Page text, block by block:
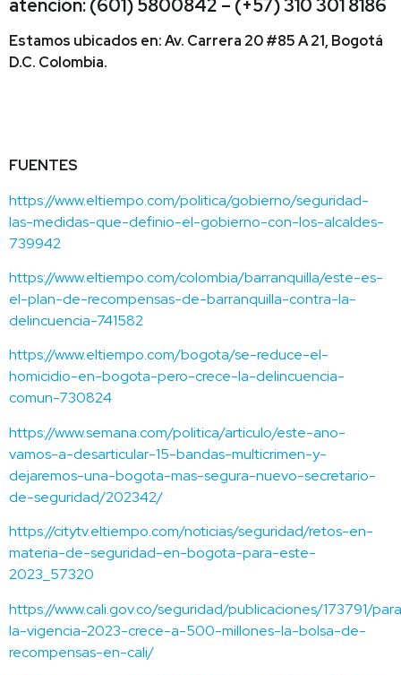
atención: (601) 5800842 – (+57) 310 301 8186
Estamos ubicados en: Av. Carrera 20 #85 A 21, Bogotá
D.C. Colombia.
FUENTES
https://www.eltiempo.com/politica/gobierno/seguridad-
las-medidas-que-definio-el-gobierno-con-los-alcaldes-
739942
https://www.eltiempo.com/colombia/barranquilla/este-es-
el-plan-de-recompensas-de-barranquilla-contra-la-
delincuencia-741582
https://www.eltiempo.com/bogota/se-reduce-el-
homicidio-en-bogota-pero-crece-la-delincuencia-
comun-730824
https://www.semana.com/politica/articulo/este-ano-
vamos-a-desarticular-15-bandas-multicrimen-y-
dejaremos-una-bogota-mas-segura-nuevo-secretario-
de-seguridad/202342/
https://citytv.eltiempo.com/noticias/seguridad/retos-en-
materia-de-seguridad-en-bogota-para-este-
2023_57320
https://www.cali.gov.co/seguridad/publicaciones/173791/
la-vigencia-2023-crece-a-500-millones-la-bolsa-de-
recompensas-en-cali/